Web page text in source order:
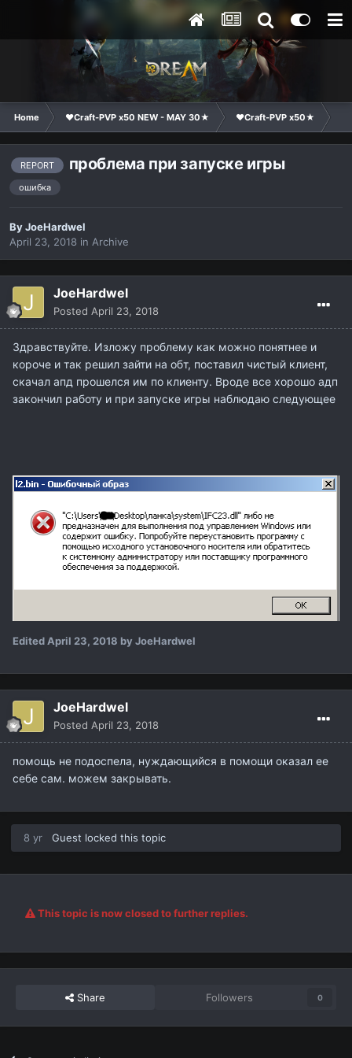
Home ❤Craft-PVP x50 NEW - MAY 30★ ❤Craft-PVP x50★
REPORT проблема при запуске игры
ошибка
ByJoeHardwel
April 23, 2018 in Archive
JoeHardwel
Posted April 23, 2018
Здравствуйте. Изложу проблему как можно понятнее и
короче и так решил зайти на обт, поставил чистый клиент,
скачал апд прошелся им по клиенту. Вроде все хорошо адп
закончил работу и при запуске игры наблюдаю следующее
Edited April 23, 2018 by JoeHardwel
JoeHardwel
Posted April 23, 2018
помощь не подоспела, нуждающийся в помощи оказал ее
себе сам. можем закрывать.
8 yr Guest locked this topic
This topic is now closed to further replies.
Share Followers 0